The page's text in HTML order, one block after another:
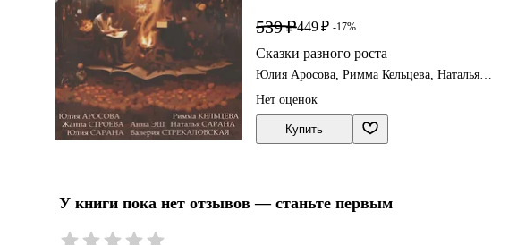
539 ₽449 ₽ -17%
Сказки разного роста
Юлия Аросова, Римма Кельцева, Наталья
Нет оценок
Купить
У книги пока нет отзывов — станьте первым